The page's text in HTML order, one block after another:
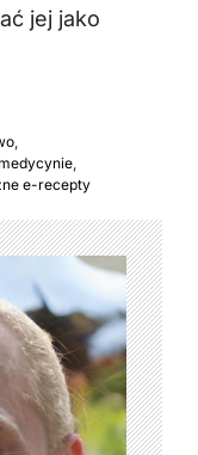
jej jako
e-recepty